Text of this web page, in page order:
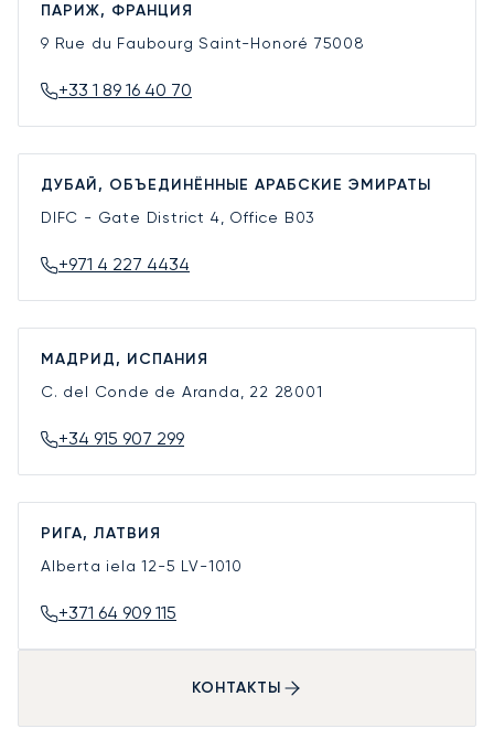
ПАРИЖ, ФРАНЦИЯ
9 Rue du Faubourg Saint-Honoré 75008
+33 1 89 16 40 70
ДУБАЙ, ОБЪЕДИНЁННЫЕ АРАБСКИЕ ЭМИРАТЫ
DIFC - Gate District 4, Office B03
+971 4 227 4434
МАДРИД, ИСПАНИЯ
C. del Conde de Aranda, 22 28001
+34 915 907 299
РИГА, ЛАТВИЯ
Alberta iela 12-5 LV-1010
+371 64 909 115
КОНТАКТЫ